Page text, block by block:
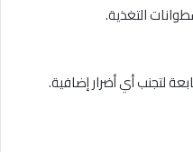
التغذية.
لتجنب أي أضرار إضافية.